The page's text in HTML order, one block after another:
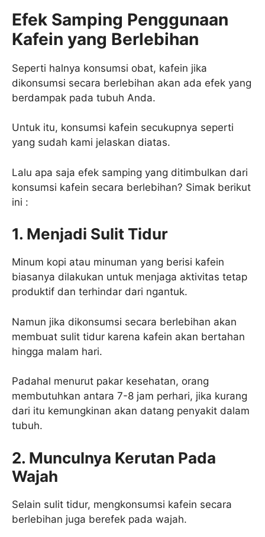
Efek Samping Penggunaan
Kafein yang Berlebihan
Seperti halnya konsumsi obat, kafein jika
dikonsumsi secara berlebihan akan ada efek yang
berdampak pada tubuh Anda.
Untuk itu, konsumsi kafein secukupnya seperti
yang sudah kami jelaskan diatas.
Lalu apa saja efek samping yang ditimbulkan dari
konsumsi kafein secara berlebihan? Simak berikut
ini :
1. Menjadi Sulit Tidur
Minum kopi atau minuman yang berisi kafein
biasanya dilakukan untuk menjaga aktivitas tetap
produktif dan terhindar dari ngantuk.
Namun jika dikonsumsi secara berlebihan akan
membuat sulit tidur karena kafein akan bertahan
hingga malam hari.
Padahal menurut pakar kesehatan, orang
membutuhkan antara 7-8 jam perhari, jika kurang
dari itu kemungkinan akan datang penyakit dalam
tubuh.
2. Munculnya Kerutan Pada
Wajah
Selain sulit tidur, mengkonsumsi kafein secara
berlebihan juga berefek pada wajah.